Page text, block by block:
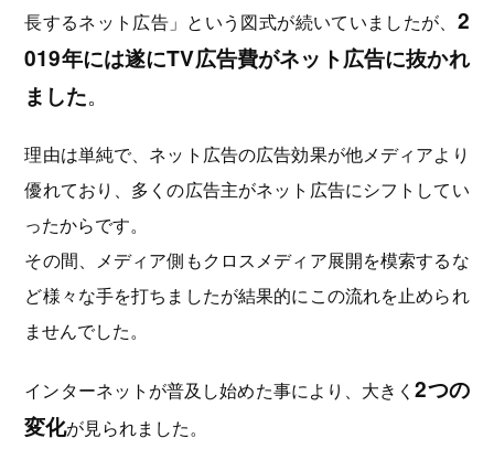
長するネット広告」という図式が続いていましたが、 2
019年には遂にTV広告費がネット広告に抜かれ
ました。
理由は単純で、ネット広告の広告効果が他メディアより
優れており、多くの広告主がネット広告にシフトしてい
ったからです。
その間、メディア側もクロスメディア展開を模索するな
ど様々な手を打ちましたが結果的にこの流れを止められ
ませんでした。
インターネットが普及し始めた事により、大きく2つの
変化が見られました。